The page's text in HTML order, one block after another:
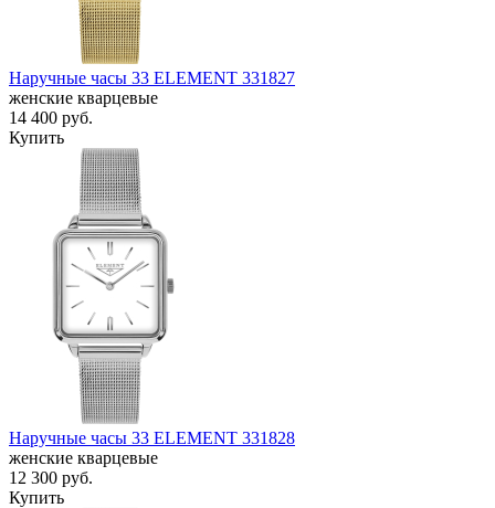
Наручные часы 33 ELEMENT 331827
женские кварцевые
14 400 руб.
Купить
Наручные часы 33 ELEMENT 331828
женские кварцевые
12 300 руб.
Купить